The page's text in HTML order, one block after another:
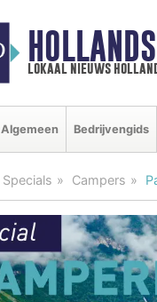
lokaal nieuws
Algemeen Bedrijvengids
Specials Campers